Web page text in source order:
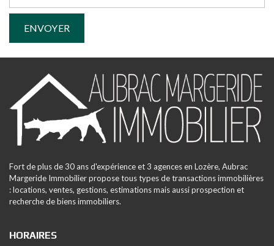
Fort de plus de 30 ans d'expérience et 3 agences en Lozère, Aubrac
Margeride Immobilier propose tous types de transactions immobilières
: locations, ventes, gestions, estimations mais aussi prospection et
recherche de biens immobiliers.
HORAIRES